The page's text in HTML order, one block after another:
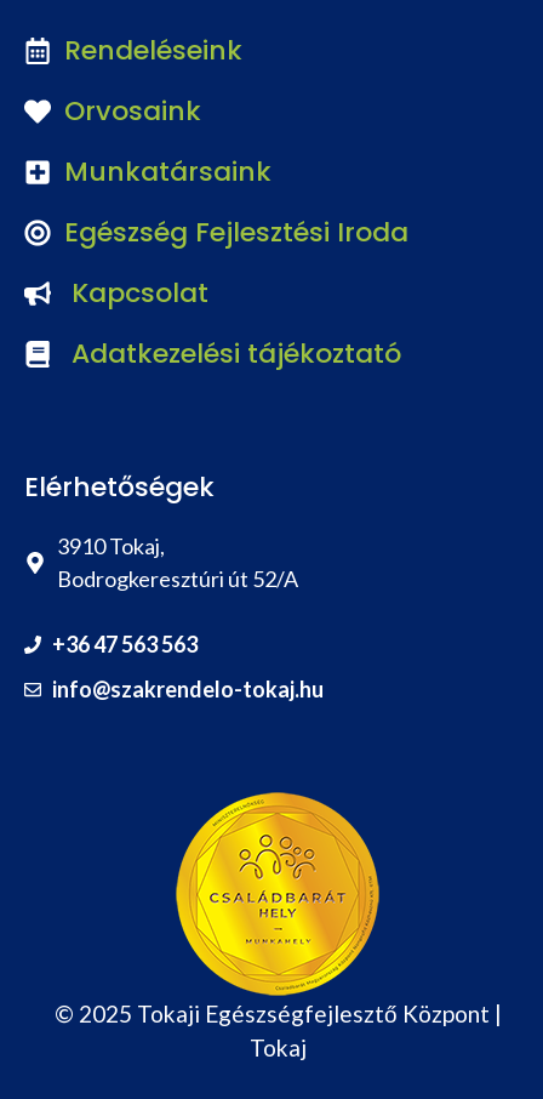
Rendeléseink
Orvosaink
Munkatársaink
Egészség Fejlesztési Iroda
Kapcsolat
Adatkezelési tájékoztató
Elérhetőségek
3910 Tokaj,
Bodrogkeresztúri út 52/A
+36 47 563 563
info@szakrendelo-tokaj.hu
© 2025 Tokaji Egészségfejlesztő Központ |
Tokaj